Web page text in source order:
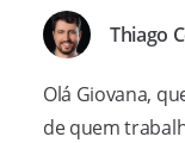
Thiago
Olá Giovana,
de quem